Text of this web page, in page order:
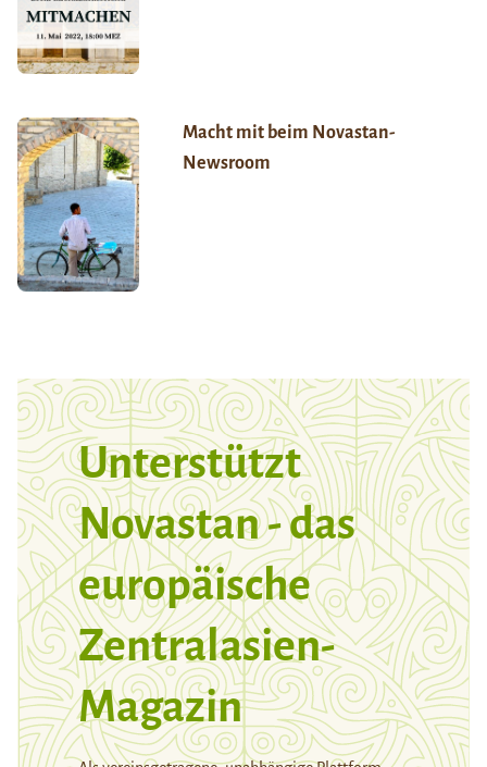
Macht mit beim Novastan-
Newsroom
Unterstützt
Novastan - das
europäische
Zentralasien-
Magazin